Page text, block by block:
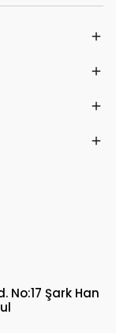
No:17 Şark Han